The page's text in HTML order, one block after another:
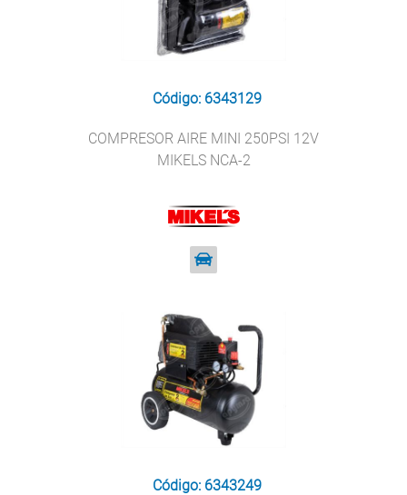
Código: 6343129
COMPRESOR AIRE MINI 250PSI 12V
MIKELS NCA-2
Código: 6343249